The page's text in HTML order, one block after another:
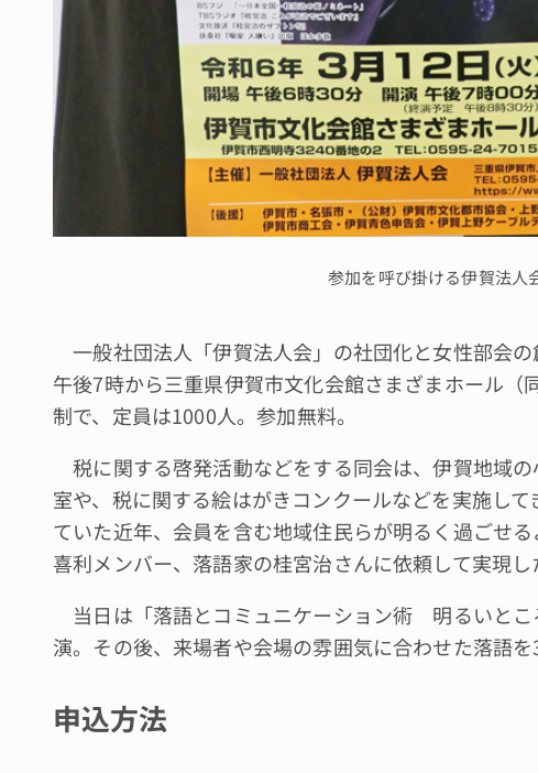
参加を呼び掛ける伊賀法人
一般社団法人「伊賀法人会」の社団化と女性部会
午後7時から三重県伊賀市文化会館さまざまホール（
制で、定員は1000人。参加無料。
税に関する啓発活動などをする同会は、伊賀地域
室や、税に関する絵はがきコンクールなどを実施し
ていた近年、会員を含む地域住民らが明るく過ごせ
喜利メンバー、落語家の桂宮治さんに依頼して実現し
当日は「落語とコミュニケーション術 明るいとこ
演。その後、来場者や会場の雰囲気に合わせた落語を
申込方法